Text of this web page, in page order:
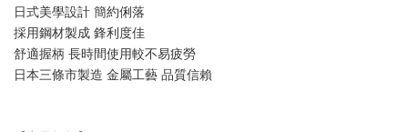
日式美學設計 簡約俐落
採用鋼材製成 鋒利度佳
舒適握柄 長時間使用較不易疲勞
日本三條市製造 金屬工藝 品質信賴